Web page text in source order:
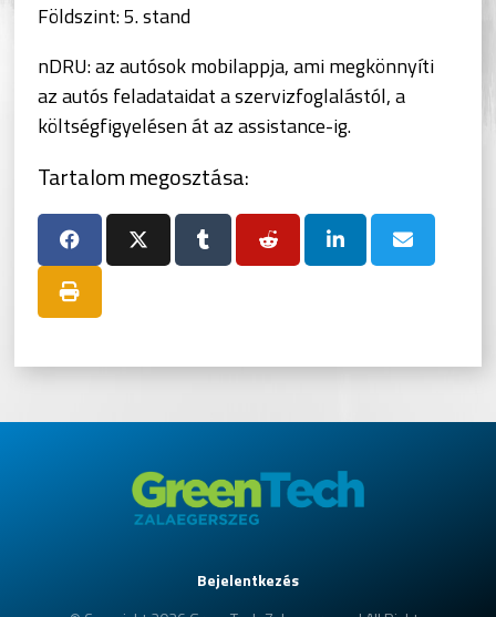
Földszint: 5. stand
nDRU: az autósok mobilappja, ami megkönnyíti
az autós feladataidat a szervizfoglalástól, a
költségfigyelésen át az assistance-ig.
Tartalom megosztása:
Bejelentkezés